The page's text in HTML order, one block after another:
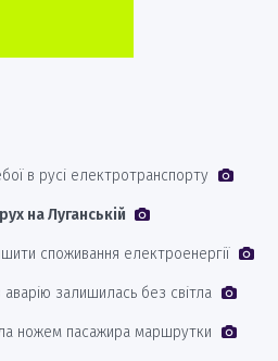
в русі електротранспорту
на Луганській
споживання електроенергії
залишилась без світла
ножем пасажира маршрутки